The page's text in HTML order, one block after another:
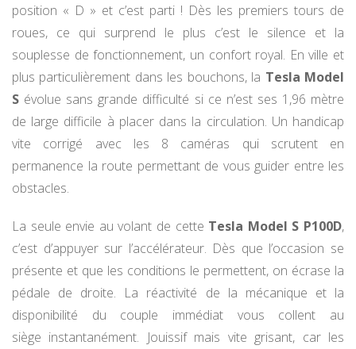
position « D » et c’est parti ! Dès les premiers tours de
roues, ce qui surprend le plus c’est le silence et la
souplesse de fonctionnement, un confort royal. En ville et
plus particulièrement dans les bouchons, la Tesla Model
S évolue sans grande difficulté si ce n’est ses 1,96 mètre
de large difficile à placer dans la circulation. Un handicap
vite corrigé avec les 8 caméras qui scrutent en
permanence la route permettant de vous guider entre les
obstacles.
La seule envie au volant de cette Tesla Model S P100D,
c’est d’appuyer sur l’accélérateur. Dès que l’occasion se
présente et que les conditions le permettent, on écrase la
pédale de droite. La réactivité de la mécanique et la
disponibilité du couple immédiat vous collent au
siège instantanément. Jouissif mais vite grisant, car les